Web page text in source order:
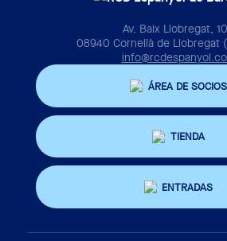
Av. Baix Llobregat,
08940 Cornellà de Llobregat
ÁREA DE SOCIOS
TIENDA
ENTRADAS